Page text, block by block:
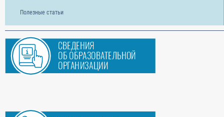
Полезные статьи